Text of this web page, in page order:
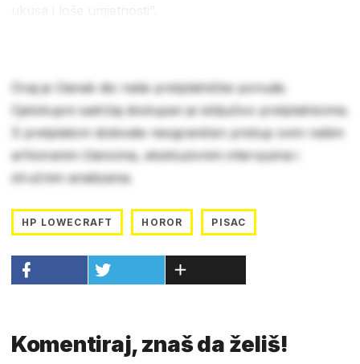
Ovaj je članak dio naše pretplatničke ponude.
Cjelokupni sadržaj dostupan je isključivo pretplatnicima.
S pretplatom dobivate neograničen pristup svim našim
arhiviranim člancima, ekskluzivnim intervjuima i
stručnim analizama.
HP LOWECRAFT HOROR PISAC
Komentiraj, znaš da želiš!